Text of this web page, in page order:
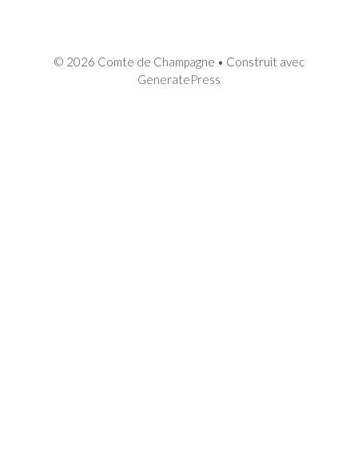
© 2026 Comte de Champagne • Construit avec
GeneratePress